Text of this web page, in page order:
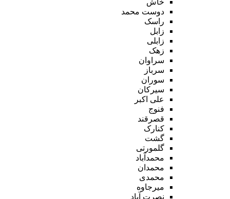
دوست محمد
راسک
زابل
زابلی
زهک
سراوان
سرباز
سوران
سیرکان
علی اکبر
فنوج
قصرقند
کنارک
گشت
گلمورتی
محمدآباد
محمدان
محمدی
میرجاوه
نصرت آباد